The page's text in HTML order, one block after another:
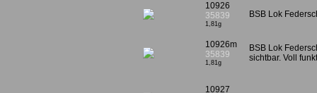
10926
35839
1,81g
BSB Lok
10926m
35839
1,81g
BSB Lok
sichtbar. Voll
10927